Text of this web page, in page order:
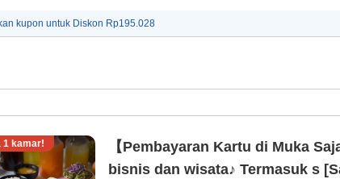
kupon untuk Diskon Rp195.028
1 kamar!
【Pembayaran Kartu di Muka
bisnis dan wisata♪ Termasuk s